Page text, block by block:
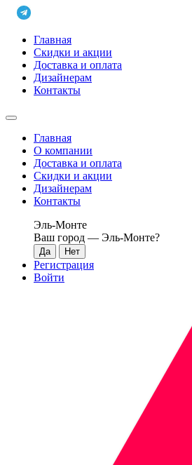
Главная
Скидки и акции
Доставка и оплата
Дизайнерам
Контакты
Главная
О компании
Доставка и оплата
Скидки и акции
Дизайнерам
Контакты
Эль-Монте
Ваш город — Эль-Монте?
Регистрация
Войти